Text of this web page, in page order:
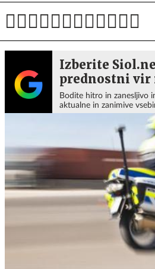
Izberite
prednostni vir
Bodite hitro in zanesljivo
aktualne in zanimive